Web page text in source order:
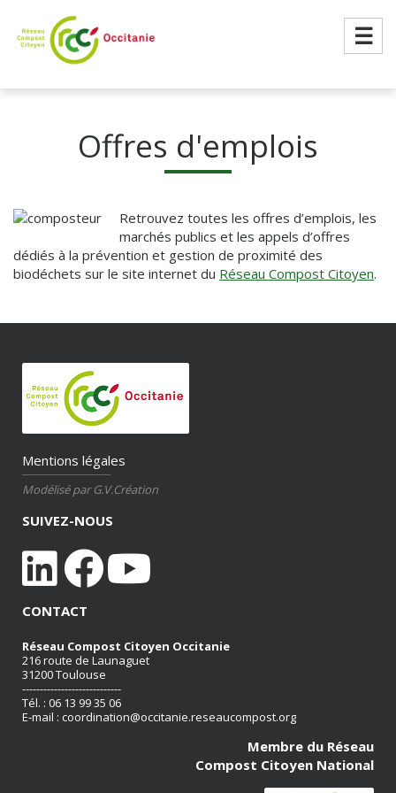
☰
Offres d'emplois
Retrouvez toutes les offres d’emplois, les
marchés publics et les appels d’offres
dédiés à la prévention et gestion de proximité des
biodéchets sur le site internet du Réseau Compost Citoyen.
Mentions légales
Modélisé par G.V.Création
SUIVEZ-NOUS
CONTACT
Réseau Compost Citoyen Occitanie
216 route de Launaguet
31200 Toulouse
----------------------------
Tél. : 06 13 99 35 06
E-mail : coordination@occitanie.reseaucompost.org
Membre du Réseau
Compost Citoyen National